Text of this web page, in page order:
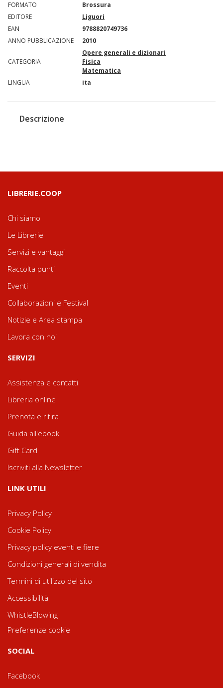
FORMATO
Brossura
EDITORE
Liguori
EAN
9788820749736
ANNO PUBBLICAZIONE
2010
CATEGORIA
Opere generali e dizionari
Fisica
Matematica
LINGUA
ita
Descrizione
LIBRERIE.COOP
Chi siamo
Le Librerie
Servizi e vantaggi
Raccolta punti
Eventi
Collaborazioni e Festival
Notizie e Area stampa
Lavora con noi
SERVIZI
Assistenza e contatti
Libreria online
Prenota e ritira
Guida all'ebook
Gift Card
Iscriviti alla Newsletter
LINK UTILI
Privacy Policy
Cookie Policy
Privacy policy eventi e fiere
Condizioni generali di vendita
Termini di utilizzo del sito
Accessibilità
WhistleBlowing
Preferenze cookie
SOCIAL
Facebook